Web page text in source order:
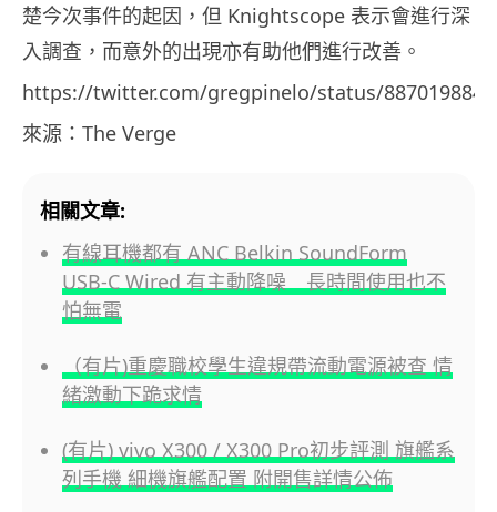
楚今次事件的起因，但 Knightscope 表示會進行深
入調查，而意外的出現亦有助他們進行改善。
https://twitter.com/gregpinelo/status/
來源：The Verge
相關文章:
有線耳機都有 ANC Belkin SoundForm
USB-C Wired 有主動降噪 長時間使用也不
怕無電
（有片)重慶職校學生違規帶流動電源被查 情
緒激動下跪求情
(有片) vivo X300 / X300 Pro初步評測 旗艦系
列手機 細機旗艦配置 附開售詳情公佈